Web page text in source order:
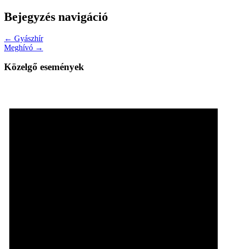
Bejegyzés navigáció
← Gyászhír
Meghívó →
Közelgő események